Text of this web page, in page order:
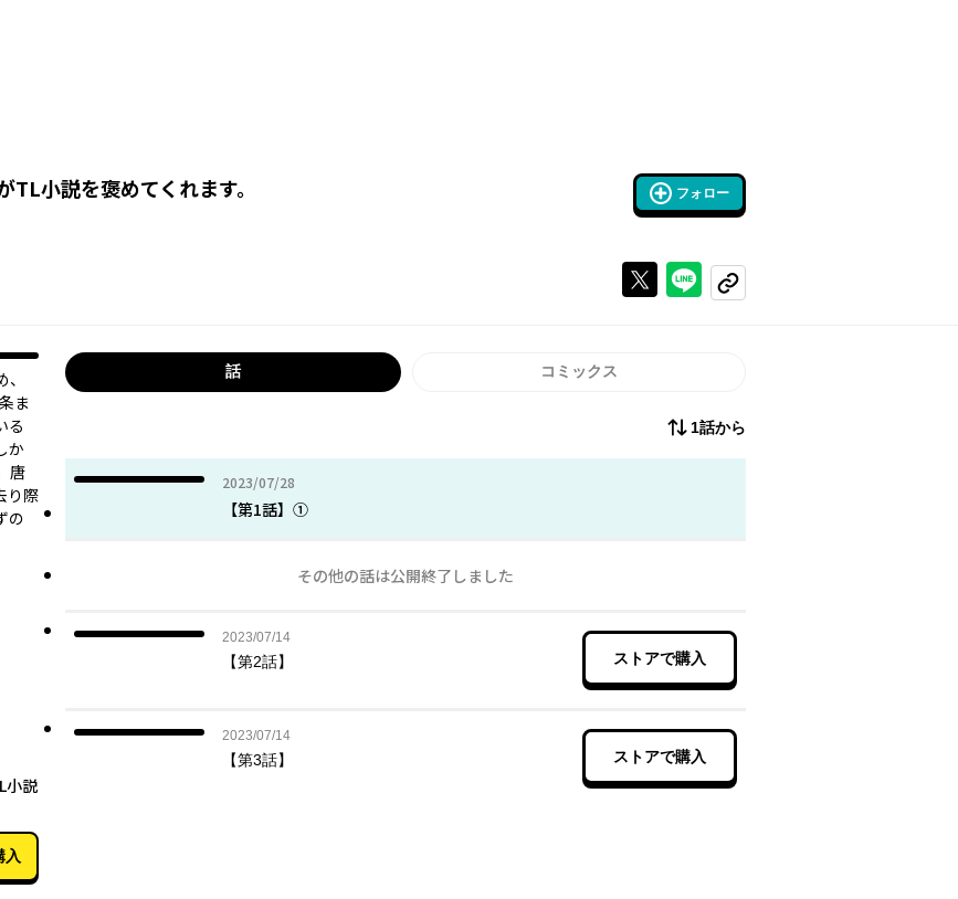
TL小説を褒めてくれます。 フォロー
Xで投稿するラインでシェアする
コピーする
ま
る
か
唐
り際
の
小説
入
話 コミックス
1話から
2023/07/28
2023年07月28日
【第1話】①
その他の話は公開終了しました
2023/07/14
2023年07月14日
【第2話】 ストアで購入
2023/07/14
2023年07月14日
【第3話】 ストアで購入